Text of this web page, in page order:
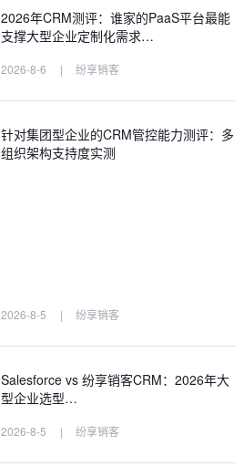
2026年CRM测评：谁家的PaaS平台最能
支撑大型企业定制化需求…
2026-8-6 | 纷享销客
针对集团型企业的CRM管控能力测评：多
组织架构支持度实测
2026-8-5 | 纷享销客
Salesforce vs 纷享销客CRM：2026年大
型企业选型…
2026-8-5 | 纷享销客